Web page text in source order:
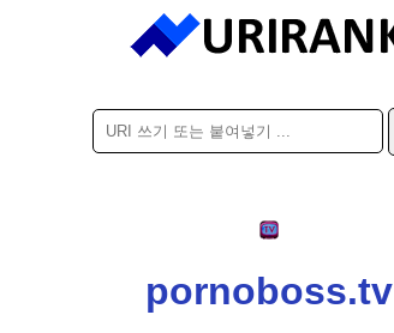
pornoboss.tv